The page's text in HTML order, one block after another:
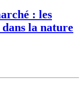
: les
dans la nature